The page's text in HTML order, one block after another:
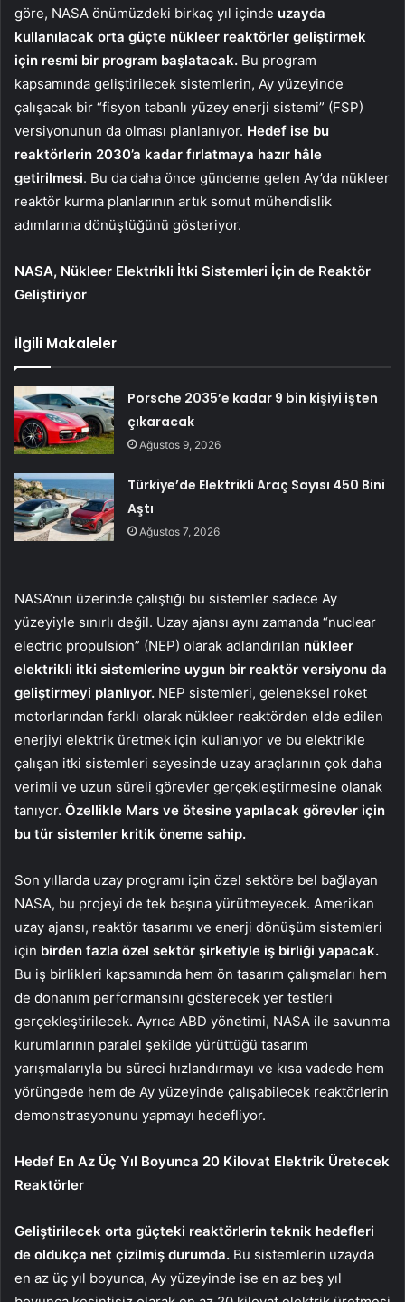
göre, NASA önümüzdeki birkaç yıl içinde uzayda
kullanılacak orta güçte nükleer reaktörler geliştirmek
için resmi bir program başlatacak. Bu program
kapsamında geliştirilecek sistemlerin, Ay yüzeyinde
çalışacak bir “fisyon tabanlı yüzey enerji sistemi” (FSP)
versiyonunun da olması planlanıyor. Hedef ise bu
reaktörlerin 2030’a kadar fırlatmaya hazır hâle
getirilmesi. Bu da daha önce gündeme gelen Ay’da nükleer
reaktör kurma planlarının artık somut mühendislik
adımlarına dönüştüğünü gösteriyor.
NASA, Nükleer Elektrikli İtki Sistemleri İçin de Reaktör
Geliştiriyor
İlgili Makaleler
Porsche 2035’e kadar 9 bin kişiyi işten
çıkaracak
Ağustos 9, 2026
Türkiye’de Elektrikli Araç Sayısı 450 Bini
Aştı
Ağustos 7, 2026
NASA’nın üzerinde çalıştığı bu sistemler sadece Ay
yüzeyiyle sınırlı değil. Uzay ajansı aynı zamanda “nuclear
electric propulsion” (NEP) olarak adlandırılan nükleer
elektrikli itki sistemlerine uygun bir reaktör versiyonu da
geliştirmeyi planlıyor. NEP sistemleri, geleneksel roket
motorlarından farklı olarak nükleer reaktörden elde edilen
enerjiyi elektrik üretmek için kullanıyor ve bu elektrikle
çalışan itki sistemleri sayesinde uzay araçlarının çok daha
verimli ve uzun süreli görevler gerçekleştirmesine olanak
tanıyor. Özellikle Mars ve ötesine yapılacak görevler için
bu tür sistemler kritik öneme sahip.
Son yıllarda uzay programı için özel sektöre bel bağlayan
NASA, bu projeyi de tek başına yürütmeyecek. Amerikan
uzay ajansı, reaktör tasarımı ve enerji dönüşüm sistemleri
için birden fazla özel sektör şirketiyle iş birliği yapacak.
Bu iş birlikleri kapsamında hem ön tasarım çalışmaları hem
de donanım performansını gösterecek yer testleri
gerçekleştirilecek. Ayrıca ABD yönetimi, NASA ile savunma
kurumlarının paralel şekilde yürüttüğü tasarım
yarışmalarıyla bu süreci hızlandırmayı ve kısa vadede hem
yörüngede hem de Ay yüzeyinde çalışabilecek reaktörlerin
demonstrasyonunu yapmayı hedefliyor.
Hedef En Az Üç Yıl Boyunca 20 Kilovat Elektrik Üretecek
Reaktörler
Geliştirilecek orta güçteki reaktörlerin teknik hedefleri
de oldukça net çizilmiş durumda. Bu sistemlerin uzayda
en az üç yıl boyunca, Ay yüzeyinde ise en az beş yıl